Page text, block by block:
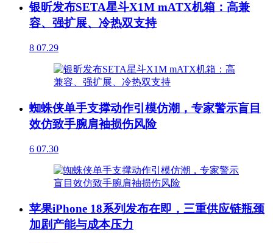
银昕发布SETA星斗X1M mATX机箱：高兼
容、强扩展、冷热双支持
8 07.29
蜘蛛侠单手支撑动作引模仿潮，专家警示盲目
效仿致手腕肩袖损伤风险
6 07.30
苹果iPhone 18系列发布在即，三重供应链瓶颈
加剧产能与成本压力